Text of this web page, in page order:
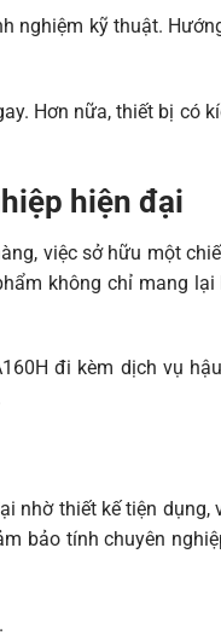
nghiệm kỹ thuật.
Hơn nữa, thiết bị có
hiện đại
việc sở hữu một
không chỉ mang lại
đi kèm dịch vụ
nhờ thiết kế tiện dụng,
bảo tính chuyên